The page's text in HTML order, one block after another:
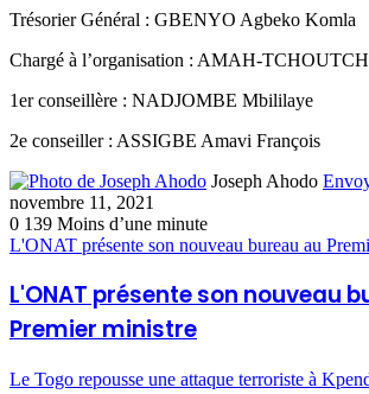
Trésorier Général : GBENYO Agbeko Komla
Chargé à l’organisation : AMAH-
1er conseillère : NADJOMBE Mbililaye
2e conseiller : ASSIGBE Amavi François
Joseph Ahodo
novembre 11, 2021
0 139 Moins d’une minute
L'ONAT présente son nouveau bureau au
L'ONAT présente son nouveau
Premier ministre
Le Togo repousse une attaque terroriste à